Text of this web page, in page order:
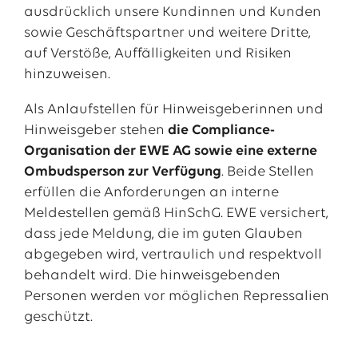
ausdrücklich unsere Kundinnen und Kunden
sowie Geschäftspartner und weitere Dritte,
auf Verstöße, Auffälligkeiten und Risiken
hinzuweisen.
Als Anlaufstellen für Hinweisgeberinnen und
Hinweisgeber stehen die Compliance-
Organisation der EWE AG sowie eine externe
Ombudsperson zur Verfügung. Beide Stellen
erfüllen die Anforderungen an interne
Meldestellen gemäß HinSchG. EWE versichert,
dass jede Meldung, die im guten Glauben
abgegeben wird, vertraulich und respektvoll
behandelt wird. Die hinweisgebenden
Personen werden vor möglichen Repressalien
geschützt.